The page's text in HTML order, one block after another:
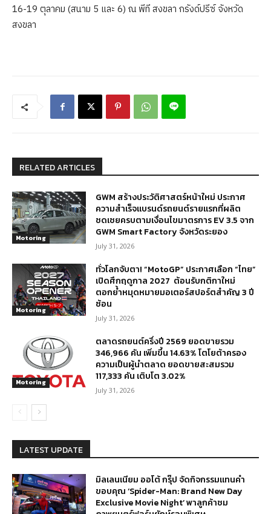
16-19 ตุลาคม (สนาม 5 และ 6) ณ พีที สงขลา กรังด์ปรีซ์ จังหวัด
สงขลา
RELATED ARTICLES
Motoring
GWM สร้างประวัติศาสตร์หน้าใหม่ ประกาศ
ความสำเร็จแบรนด์รถยนต์รายแรกที่ผลิต
ชดเชยครบตามเงื่อนไขมาตรการ EV 3.5 จาก
GWM Smart Factory จังหวัดระยอง
July 31, 2026
Motoring
ทั่วโลกจับตา! “MotoGP” ประกาศเลือก “ไทย”
เปิดศึกฤดูกาล 2027 ต้อนรับกติกาใหม่
ตอกย้ำหมุดหมายมอเตอร์สปอร์ตสำคัญ 3 ปี
ซ้อน
July 31, 2026
Motoring
ตลาดรถยนต์ครึ่งปี 2569 ยอดขายรวม
346,966 คัน เพิ่มขึ้น 14.63% โตโยต้าครอง
ความเป็นผู้นำตลาด ยอดขายสะสมรวม
117,333 คัน เติบโต 3.02%
July 31, 2026
LATEST UPDATE
มิลเลนเนียม ออโต้ กรุ๊ป จัดกิจกรรมแทนคำ
ขอบคุณ ‘Spider-Man: Brand New Day
Exclusive Movie Night’ พาลูกค้าชม